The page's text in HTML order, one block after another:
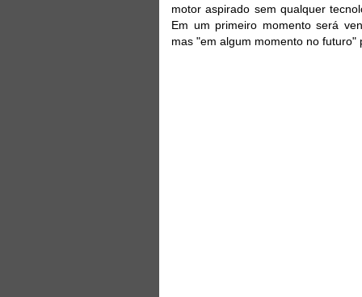
motor aspirado sem qualquer
Em um primeiro momento será
mas "em algum momento no futuro"